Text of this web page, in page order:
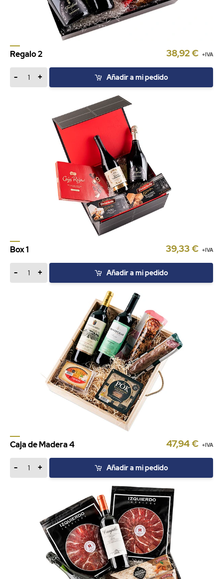
Regalo 2 38,92 € +IVA
- + Añadir a mi pedido
Box 1 39,33 € +IVA
- + Añadir a mi pedido
Caja de Madera 4 47,94 € +IVA
- + Añadir a mi pedido